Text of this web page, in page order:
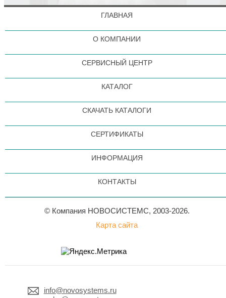
ГЛАВНАЯ
О КОМПАНИИ
СЕРВИСНЫЙ ЦЕНТР
КАТАЛОГ
СКАЧАТЬ КАТАЛОГИ
СЕРТИФИКАТЫ
ИНФОРМАЦИЯ
КОНТАКТЫ
© Компания НОВОСИСТЕМС, 2003-2026.
Карта сайта
info@novosystems.ru